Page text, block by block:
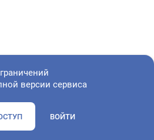
версии сервиса
ВОЙТИ